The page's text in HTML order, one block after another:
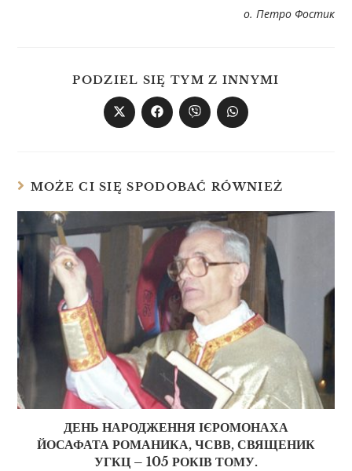
о. Петро Фостик
PODZIEL SIĘ TYM Z INNYMI
MOŻE CI SIĘ SPODOBAĆ RÓWNIEŻ
ДЕНЬ НАРОДЖЕННЯ ІЄРОМОНАХА
ЙОСАФАТА РОМАНИКА, ЧСВВ, СВЯЩЕНИК
УГКЦ – 105 РОКІВ ТОМУ.